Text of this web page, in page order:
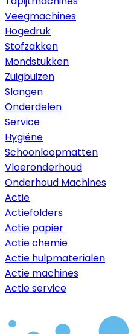
Veegmachines
Hogedruk
Stofzakken
Mondstukken
Zuigbuizen
Slangen
Onderdelen
Service
Hygiëne
Schoonloopmatten
Vloeronderhoud
Onderhoud Machines
Actie
Actiefolders
Actie papier
Actie chemie
Actie hulpmaterialen
Actie machines
Actie service